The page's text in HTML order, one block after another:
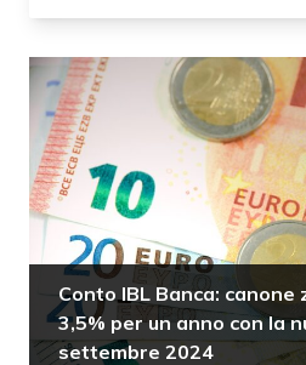
Conto IBL Banca:
3,5% per un anno con la
settembre 2024